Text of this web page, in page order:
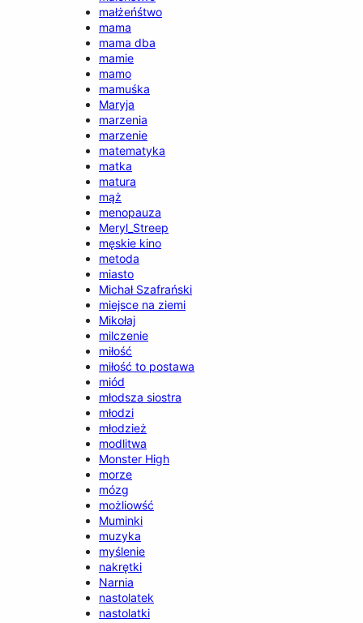
małżeńśtwo
mama
mama dba
mamie
mamo
mamuśka
Maryja
marzenia
marzenie
matematyka
matka
matura
mąż
menopauza
Meryl_Streep
męskie kino
metoda
miasto
Michał Szafrański
miejsce na ziemi
Mikołaj
milczenie
miłość
miłość to postawa
miód
młodsza siostra
młodzi
młodzież
modlitwa
Monster High
morze
mózg
możliowść
Muminki
muzyka
myślenie
nakrętki
Narnia
nastolatek
nastolatki